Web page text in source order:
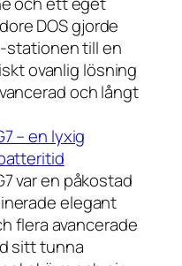
DOS gjorde
stationen till en
ovanlig lösning
och långt
– en lyxig
var en påkostad
elegant
flera avancerade
sitt tunna